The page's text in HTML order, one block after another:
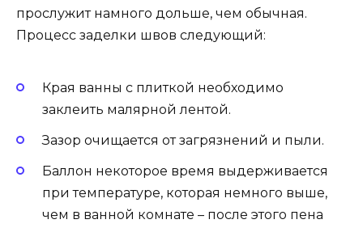
прослужит намного дольше, чем обычная.
Процесс заделки швов следующий:
Края ванны с плиткой необходимо
заклеить малярной лентой.
Зазор очищается от загрязнений и пыли.
Баллон некоторое время выдерживается
при температуре, которая немного выше,
чем в ванной комнате – после этого пена